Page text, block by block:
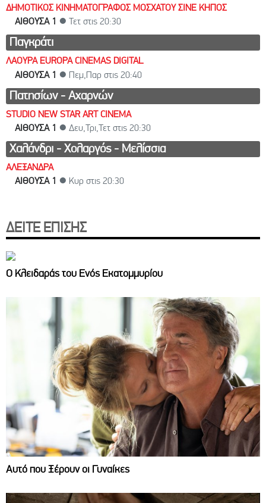
ΔΗΜΟΤΙΚΟΣ ΚΙΝΗΜΑΤΟΓΡΑΦΟΣ ΜΟΣΧΑΤΟΥ ΣΙΝΕ ΚΗΠΟΣ
ΑΙΘΟΥΣΑ 1 ● Τετ στις 20:30
Παγκράτι
ΛΑΟΥΡΑ EUROPA CINEMAS DIGITAL
ΑΙΘΟΥΣΑ 1 ● Πεμ,Παρ στις 20:40
Πατησίων - Αχαρνών
STUDIO NEW STAR ART CINEMA
ΑΙΘΟΥΣΑ 1 ● Δευ,Τρι,Τετ στις 20:30
Χαλάνδρι - Χολαργός - Μελίσσια
ΑΛΕΞΑΝΔΡΑ
ΑΙΘΟΥΣΑ 1 ● Κυρ στις 20:30
ΔΕΙΤΕ ΕΠΙΣΗΣ
Ο Κλειδαράς του Ενός Εκατομμυρίου
Αυτό που Ξέρουν οι Γυναίκες